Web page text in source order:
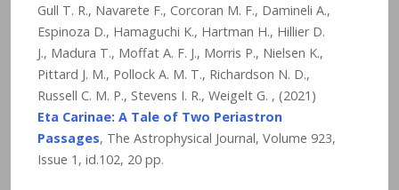
Gull T. R., Navarete F., Corcoran M. F., Damineli A.,
Espinoza D., Hamaguchi K., Hartman H., Hillier D.
J., Madura T., Moffat A. F. J., Morris P., Nielsen K.,
Pittard J. M., Pollock A. M. T., Richardson N. D.,
Russell C. M. P., Stevens I. R., Weigelt G. , (2021)
Eta Carinae: A Tale of Two Periastron
Passages, The Astrophysical Journal, Volume 923,
Issue 1, id.102, 20 pp.